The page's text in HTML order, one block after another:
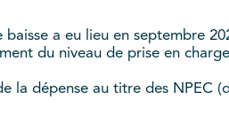
a eu lieu en septembre
du niveau de prise en
la dépense au titre des NPEC